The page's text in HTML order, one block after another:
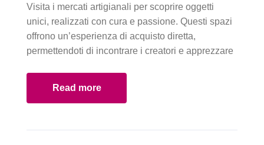
e outlet nella
Flaminia e zone
limitrofe
Visita i mercati artigianali per scoprire oggetti
unici, realizzati con cura e passione. Questi spazi
offrono un’esperienza di acquisto diretta,
permettendoti di incontrare i creatori e apprezzare
Read more